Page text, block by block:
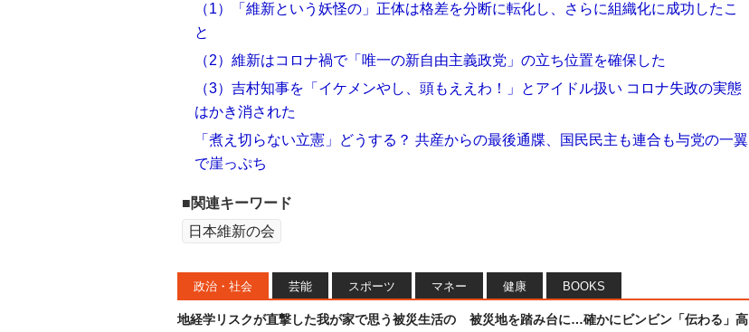
（1）「維新という妖怪の」正体は格差を分断に転化し、さらに組織化に成功したこ
と
（2）維新はコロナ禍で「唯一の新自由主義政党」の立ち位置を確保した
（3）吉村知事を「イケメンやし、頭もええわ！」とアイドル扱い コロナ失政の実態
はかき消された
「煮え切らない立憲」どうする？ 共産からの最後通牒、国民民主も連合も与党の一翼
で崖っぷち
■関連キーワード
日本維新の会
政治・社会 芸能 スポーツ マネー 健康 BOOKS
地経学リスクが直撃した我が家で思う被災生活の
被災地を踏み台に…確かにビンビン「伝わる」高